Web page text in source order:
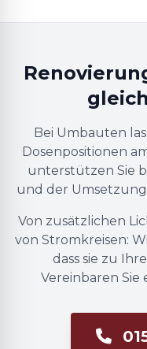
Bei Umbauten
Dosenpositionen
unterstützen Sie
und der
Von zusätzlichen
von Stromkreisen:
dass sie zu
Vereinbaren Sie